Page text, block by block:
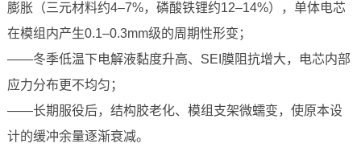
膨胀（三元材料约4–7%，磷酸铁锂约12–14%），单体电芯
在模组内产生0.1–0.3mm级的周期性形变；
——冬季低温下电解液黏度升高、SEI膜阻抗增大，电芯内部
应力分布更不均匀；
——长期服役后，结构胶老化、模组支架微蠕变，使原本设
计的缓冲余量逐渐衰减。